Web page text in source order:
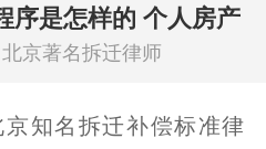
个人房产证贷款程序
序是怎样的 个人房产
款程序
北京著名拆迁律师
知名拆迁补偿标准律